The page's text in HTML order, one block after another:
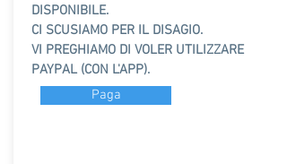
DISPONIBILE.
CI SCUSIAMO PER IL DISAGIO.
VI PREGHIAMO DI VOLER UTILIZZARE
PAYPAL (CON L'APP).
Paga